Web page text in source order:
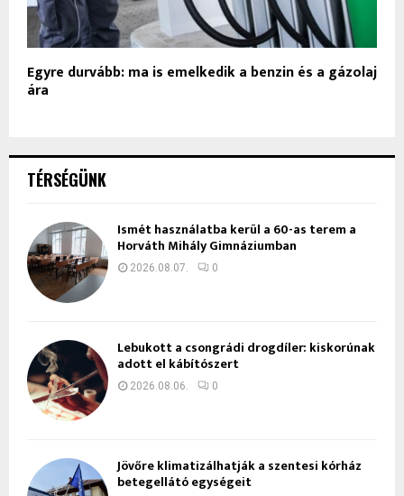
Egyre durvább: ma is emelkedik a benzin és a gázolaj
ára
TÉRSÉGÜNK
Ismét használatba kerül a 60-as terem a
Horváth Mihály Gimnáziumban
2026.08.07. 0
Lebukott a csongrádi drogdíler: kiskorúnak
adott el kábítószert
2026.08.06. 0
Jövőre klimatizálhatják a szentesi kórház
betegellátó egységeit